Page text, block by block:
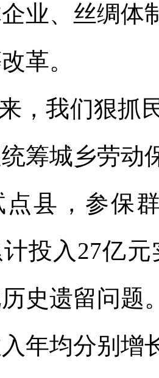
业、丝绸体
革。
，我们狠抓
筹城乡劳动
点县，参保
投入27亿
史遗留问题
年均分别增